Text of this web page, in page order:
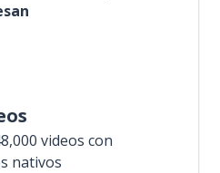
videos con
nativos